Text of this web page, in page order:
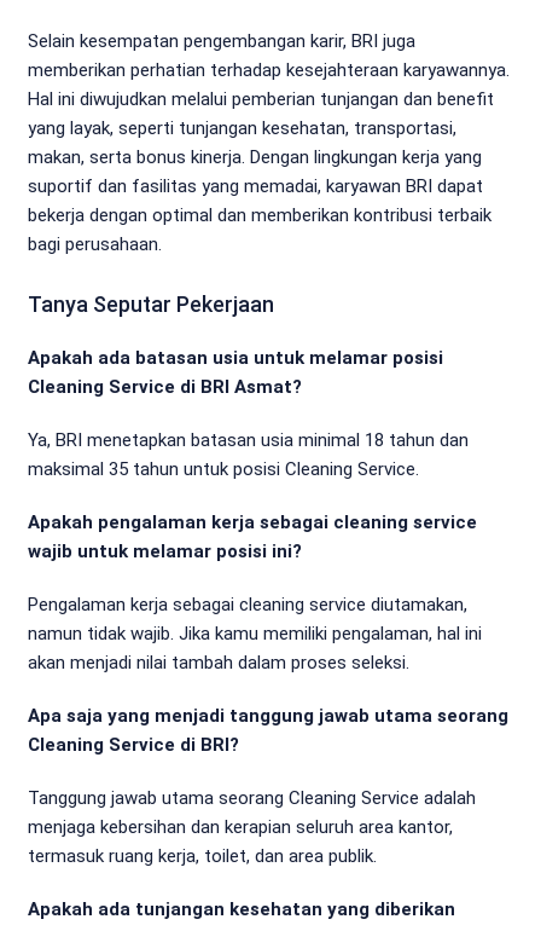
Selain kesempatan pengembangan karir, BRI juga
memberikan perhatian terhadap kesejahteraan karyawannya.
Hal ini diwujudkan melalui pemberian tunjangan dan benefit
yang layak, seperti tunjangan kesehatan, transportasi,
makan, serta bonus kinerja. Dengan lingkungan kerja yang
suportif dan fasilitas yang memadai, karyawan BRI dapat
bekerja dengan optimal dan memberikan kontribusi terbaik
bagi perusahaan.
Tanya Seputar Pekerjaan
Apakah ada batasan usia untuk melamar posisi
Cleaning Service di BRI Asmat?
Ya, BRI menetapkan batasan usia minimal 18 tahun dan
maksimal 35 tahun untuk posisi Cleaning Service.
Apakah pengalaman kerja sebagai cleaning service
wajib untuk melamar posisi ini?
Pengalaman kerja sebagai cleaning service diutamakan,
namun tidak wajib. Jika kamu memiliki pengalaman, hal ini
akan menjadi nilai tambah dalam proses seleksi.
Apa saja yang menjadi tanggung jawab utama seorang
Cleaning Service di BRI?
Tanggung jawab utama seorang Cleaning Service adalah
menjaga kebersihan dan kerapian seluruh area kantor,
termasuk ruang kerja, toilet, dan area publik.
Apakah ada tunjangan kesehatan yang diberikan